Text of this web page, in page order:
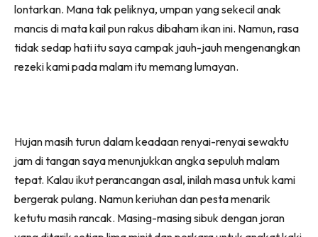
lontarkan. Mana tak peliknya, umpan yang sekecil anak
mancis di mata kail pun rakus dibaham ikan ini. Namun, rasa
tidak sedap hati itu saya campak jauh-jauh mengenangkan
rezeki kami pada malam itu memang lumayan.
Hujan masih turun dalam keadaan renyai-renyai sewaktu
jam di tangan saya menunjukkan angka sepuluh malam
tepat. Kalau ikut perancangan asal, inilah masa untuk kami
bergerak pulang. Namun keriuhan dan pesta menarik
ketutu masih rancak. Masing-masing sibuk dengan joran